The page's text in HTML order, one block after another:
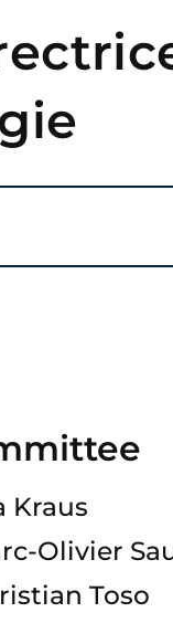
Kraus
Olivier
Toso